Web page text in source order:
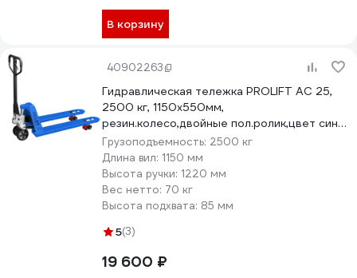
В корзину
40902263
Гидравлическая тележка PROLIFT AC 25,
2500 кг, 1150х550мм,
резин.колесо,двойные пол.ролик,цвет синий
AC 25-1150x550-R/P-B
Грузоподъемность: 2500 кг
Длина вил: 1150 мм
Высота ручки: 1220 мм
Вес нетто: 70 кг
Высота подхвата: 85 мм
5(3)
19 600 ₽